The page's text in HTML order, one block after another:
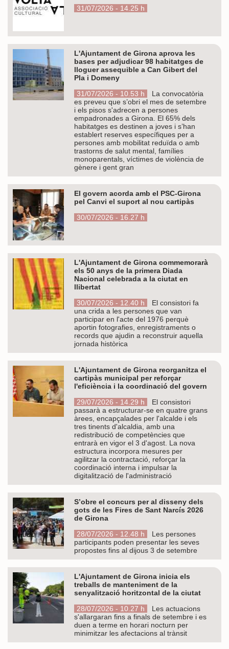
31/07/2026 - 14.25 h
L'Ajuntament de Girona aprova les
bases per adjudicar 98 habitatges de
lloguer assequible a Can Gibert del
Pla i Domeny
31/07/2026 - 10.53 h
La convocatòria
es preveu que s’obri el mes de setembre
i els pisos s'adrecen a persones
empadronades a Girona. El 65% dels
habitatges es destinen a joves i s’han
establert reserves específiques per a
persones amb mobilitat reduïda o amb
trastorns de salut mental, famílies
monoparentals, víctimes de violència de
gènere i gent gran
El govern acorda amb el PSC-Girona
pel Canvi el suport al nou cartipàs
30/07/2026 - 16.27 h
L'Ajuntament de Girona commemorarà
els 50 anys de la primera Diada
Nacional celebrada a la ciutat en
llibertat
30/07/2026 - 12.40 h
El consistori fa
una crida a les persones que van
participar en l'acte del 1976 perquè
aportin fotografies, enregistraments o
records que ajudin a reconstruir aquella
jornada històrica
L'Ajuntament de Girona reorganitza el
cartipàs municipal per reforçar
l'eficiència i la coordinació del govern
29/07/2026 - 14.29 h
El consistori
passarà a estructurar-se en quatre grans
àrees, encapçalades per l'alcalde i els
tres tinents d'alcaldia, amb una
redistribució de competències que
entrarà en vigor el 3 d'agost. La nova
estructura incorpora mesures per
agilitzar la contractació, reforçar la
coordinació interna i impulsar la
digitalització de l'administració
S’obre el concurs per al disseny dels
gots de les Fires de Sant Narcís 2026
de Girona
28/07/2026 - 12.48 h
Les persones
participants poden presentar les seves
propostes fins al dijous 3 de setembre
L'Ajuntament de Girona inicia els
treballs de manteniment de la
senyalització horitzontal de la ciutat
28/07/2026 - 10.27 h
Les actuacions
s'allargaran fins a finals de setembre i es
duen a terme en horari nocturn per
minimitzar les afectacions al trànsit